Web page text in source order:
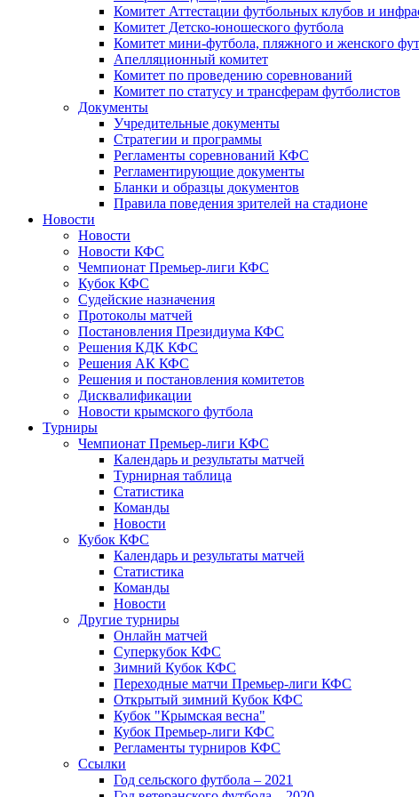
Комитет Аттестации футбольных клубов и
Комитет Детско-юношеского футбола
Комитет мини-футбола, пляжного и женского
Апелляционный комитет
Комитет по проведению соревнований
Комитет по статусу и трансферам футболистов
Документы
Учредительные документы
Стратегии и программы
Регламенты соревнований КФС
Регламентирующие документы
Бланки и образцы документов
Правила поведения зрителей на стадионе
Новости
Новости
Новости КФС
Чемпионат Премьер-лиги КФС
Кубок КФС
Судейские назначения
Протоколы матчей
Постановления Президиума КФС
Решения КДК КФС
Решения АК КФС
Решения и постановления комитетов
Дисквалификации
Новости крымского футбола
Турниры
Чемпионат Премьер-лиги КФС
Календарь и результаты матчей
Турнирная таблица
Статистика
Команды
Новости
Кубок КФС
Календарь и результаты матчей
Статистика
Команды
Новости
Другие турниры
Онлайн матчей
Суперкубок КФС
Зимний Кубок КФС
Переходные матчи Премьер-лиги КФС
Открытый зимний Кубок КФС
Кубок "Крымская весна"
Кубок Премьер-лиги КФС
Регламенты турниров КФС
Ссылки
Год сельского футбола – 2021